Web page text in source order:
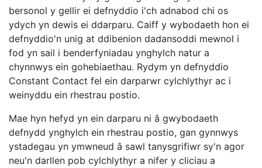
bersonol y gellir ei defnyddio i'ch adnabod chi os
ydych yn dewis ei ddarparu. Caiff y wybodaeth hon ei
defnyddio'n unig at ddibenion dadansoddi mewnol i
fod yn sail i benderfyniadau ynghylch natur a
chynnwys ein gohebiaethau. Rydym yn defnyddio
Constant Contact fel ein darparwr cylchlythyr ac i
weinyddu ein rhestrau postio.
Mae hyn hefyd yn ein darparu ni â gwybodaeth
defnydd ynghylch ein rhestrau postio, gan gynnwys
ystadegau yn ymwneud â sawl tanysgrifiwr sy'n agor
neu'n darllen pob cylchlythyr a nifer y cliciau a